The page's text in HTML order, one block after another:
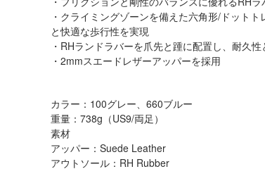
・クライミングゾーンを備えた六角形/ドット
と快適な歩行性を実現
・RHランドラバーを爪先と踵に配置し、耐久
・2mmスエードレザーアッパーを採用
カラー：100グレー、660ブルー
重量：738g（US9/両足）
素材
アッパー：Suede Leather
アウトソール：RH Rubber